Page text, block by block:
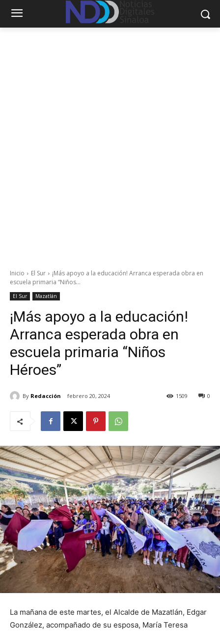
Inicio El Sur
¡Más apoyo a la educación! Arranca esperada obra en
escuela primaria “Niños...
El Sur Mazatlán
¡Más apoyo a la educación!
Arranca esperada obra en
escuela primaria “Niños
Héroes”
By Redacción febrero 20, 2024 0
1509
La mañana de este martes, el Alcalde de Mazatlán, Edgar
González, acompañado de su esposa, María Teresa